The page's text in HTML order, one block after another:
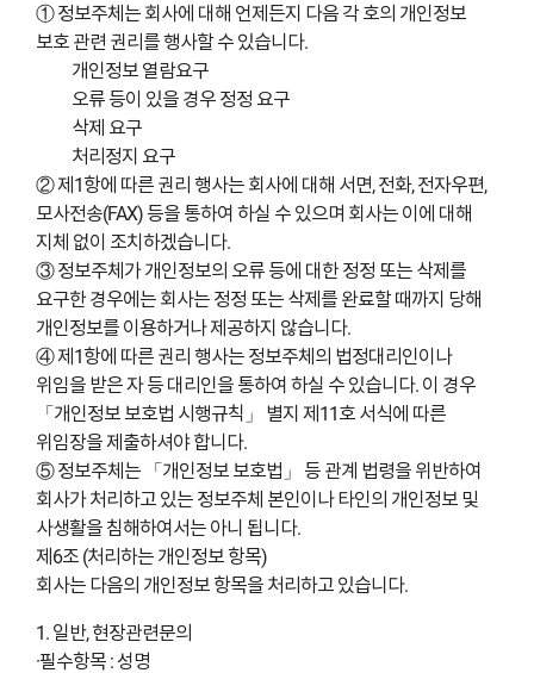
① 정보주체는 회사에 대해 언제든지 다음 각 호의 개인정보
보호 관련 권리를 행사할 수 있습니다.
개인정보 열람요구
오류 등이 있을 경우 정정 요구
삭제 요구
처리정지 요구
② 제1항에 따른 권리 행사는 회사에 대해 서면, 전화, 전자우편,
모사전송(FAX) 등을 통하여 하실 수 있으며 회사는 이에 대해
지체 없이 조치하겠습니다.
③ 정보주체가 개인정보의 오류 등에 대한 정정 또는 삭제를
요구한 경우에는 회사는 정정 또는 삭제를 완료할 때까지 당해
개인정보를 이용하거나 제공하지 않습니다.
④ 제1항에 따른 권리 행사는 정보주체의 법정대리인이나
위임을 받은 자 등 대리인을 통하여 하실 수 있습니다. 이 경우
「개인정보 보호법 시행규칙」 별지 제11호 서식에 따른
위임장을 제출하셔야 합니다.
⑤ 정보주체는 「개인정보 보호법」 등 관계 법령을 위반하여
회사가 처리하고 있는 정보주체 본인이나 타인의 개인정보 및
사생활을 침해하여서는 아니 됩니다.
제6조 (처리하는 개인정보 항목)
회사는 다음의 개인정보 항목을 처리하고 있습니다.
1. 일반, 현장관련문의
·필수항목 : 성명